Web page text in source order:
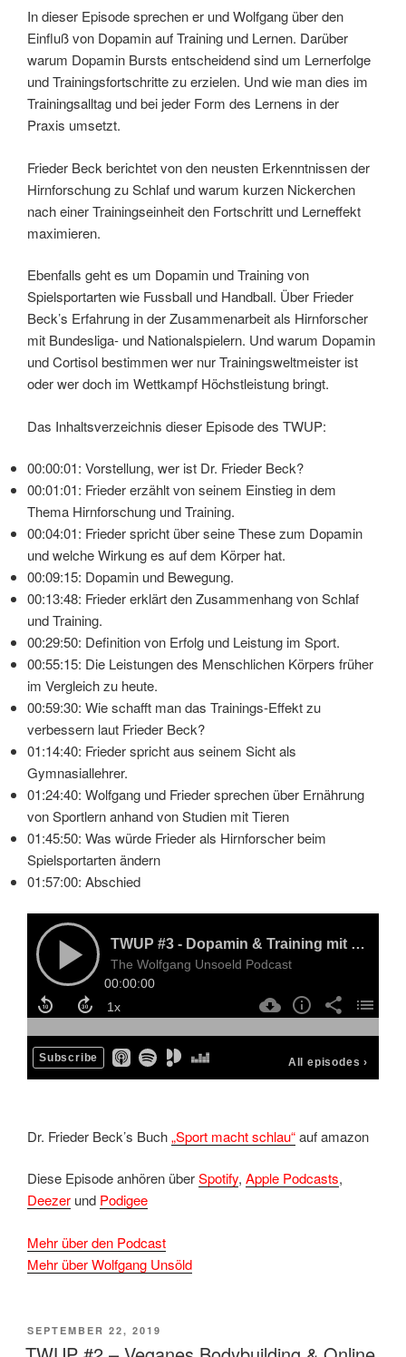
In dieser Episode sprechen er und Wolfgang über den
Einfluß von Dopamin auf Training und Lernen. Darüber
warum Dopamin Bursts entscheidend sind um Lernerfolge
und Trainingsfortschritte zu erzielen. Und wie man dies im
Trainingsalltag und bei jeder Form des Lernens in der
Praxis umsetzt.
Frieder Beck berichtet von den neusten Erkenntnissen der
Hirnforschung zu Schlaf und warum kurzen Nickerchen
nach einer Trainingseinheit den Fortschritt und Lerneffekt
maximieren.
Ebenfalls geht es um Dopamin und Training von
Spielsportarten wie Fussball und Handball. Über Frieder
Beck’s Erfahrung in der Zusammenarbeit als Hirnforscher
mit Bundesliga- und Nationalspielern. Und warum Dopamin
und Cortisol bestimmen wer nur Trainingsweltmeister ist
oder wer doch im Wettkampf Höchstleistung bringt.
Das Inhaltsverzeichnis dieser Episode des TWUP:
00:00:01: Vorstellung, wer ist Dr. Frieder Beck?
00:01:01: Frieder erzählt von seinem Einstieg in dem
Thema Hirnforschung und Training.
00:04:01: Frieder spricht über seine These zum Dopamin
und welche Wirkung es auf dem Körper hat.
00:09:15: Dopamin und Bewegung.
00:13:48: Frieder erklärt den Zusammenhang von Schlaf
und Training.
00:29:50: Definition von Erfolg und Leistung im Sport.
00:55:15: Die Leistungen des Menschlichen Körpers früher
im Vergleich zu heute.
00:59:30: Wie schafft man das Trainings-Effekt zu
verbessern laut Frieder Beck?
01:14:40: Frieder spricht aus seinem Sicht als
Gymnasiallehrer.
01:24:40: Wolfgang und Frieder sprechen über Ernährung
von Sportlern anhand von Studien mit Tieren
01:45:50: Was würde Frieder als Hirnforscher beim
Spielsportarten ändern
01:57:00: Abschied
Dr. Frieder Beck’s Buch„Sport macht schlau“auf amazon
Diese Episode anhören überSpotify, Apple Podcasts,
Deezer und Podigee
Mehr über den Podcast
Mehr über Wolfgang Unsöld
VERÖFFENTLICHT
AM
SEPTEMBER 22, 2019